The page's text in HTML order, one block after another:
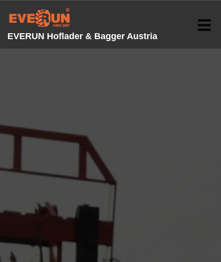
EVERUN Hoflader & Bagger Austria